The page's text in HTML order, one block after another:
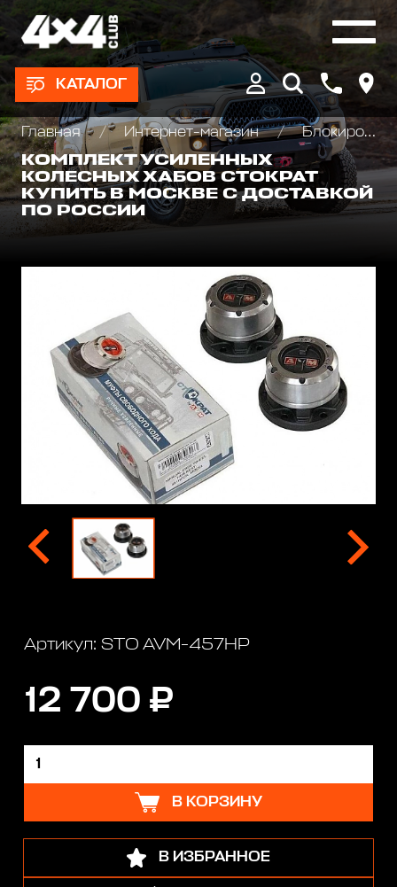
КАТАЛОГ
Главная Интернет-магазин
Блокировки дифференциала, Хабы колесные
КОМПЛЕКТ УСИЛЕННЫХ
КОЛЕСНЫХ ХАБОВ СТОКРАТ
КУПИТЬ В МОСКВЕ С ДОСТАВКОЙ
ПО РОССИИ
Артикул: STO AVM-457HP
12 700 ₽
В КОРЗИНУ
В ИЗБРАННОЕ